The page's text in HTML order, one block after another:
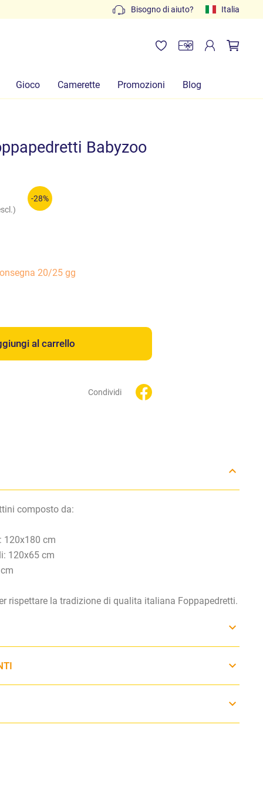
Preventivi gratuiti: scrivi ainfo@lachiocciolababy.it
Bisogno di aiuto? Italia
Gioco Camerette Promozioni Blog
Babyzoo
-28%
20/25 gg
al carrello
Condividi
composto da:
120x180 cm
120x65 cm
rispettare la tradizione di qualita italiana Foppapedretti.